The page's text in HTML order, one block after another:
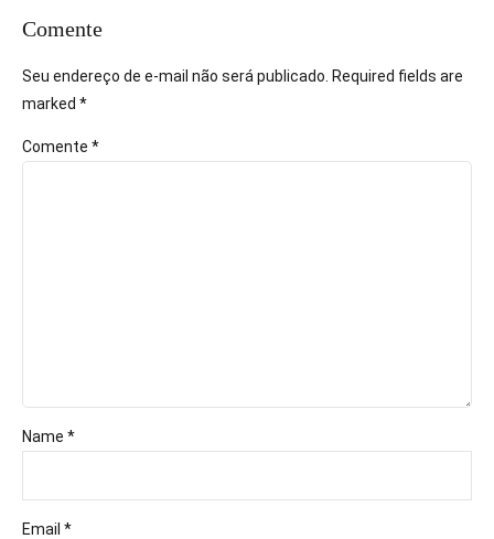
Comente
Seu endereço de e-mail não será publicado. Required fields are
marked *
Comente *
Name *
Email *